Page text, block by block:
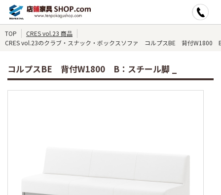
TOP
CRES vol.23 商品
CRES vol.23のクラブ・スナック・ボックスソファ コルプスBE 背付W1800
コルプスBE 背付W1800 B：スチール脚 _